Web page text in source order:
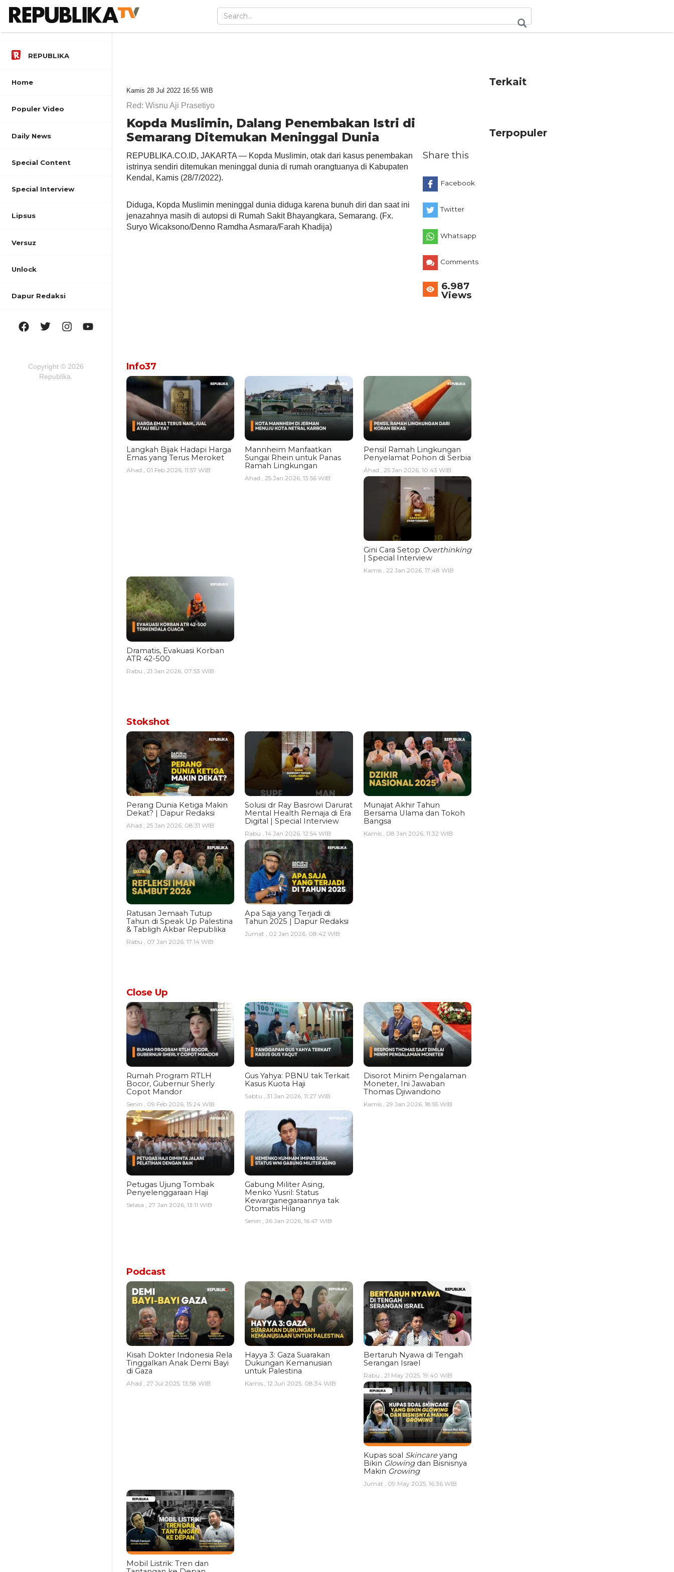
REPUBLIKA
Home
Populer Video
Daily News
Special Content
Special Interview
Lipsus
Versuz
Unlock
Dapur Redaksi
Copyright © 2026
Republika.
Kamis 28 Jul 2022 16:55 WIB
Red: Wisnu Aji Prasetiyo
Kopda Muslimin, Dalang Penembakan Istri di
Semarang Ditemukan Meninggal Dunia
REPUBLIKA.CO.ID, JAKARTA — Kopda Muslimin, otak dari kasus penembakan
istrinya sendiri ditemukan meninggal dunia di rumah orangtuanya di Kabupaten
Kendal, Kamis (28/7/2022).
Diduga, Kopda Muslimin meninggal dunia diduga karena bunuh diri dan saat ini
jenazahnya masih di autopsi di Rumah Sakit Bhayangkara, Semarang. (Fx.
Suryo Wicaksono/Denno Ramdha Asmara/Farah Khadija)
Share this
Facebook
Twitter
Whatsapp
Comments
6.987
Views
Info37
Langkah Bijak Hadapi Harga
Emas yang Terus Meroket
Ahad , 01 Feb 2026, 11:57 WIB
Mannheim Manfaatkan
Sungai Rhein untuk Panas
Ramah Lingkungan
Ahad , 25 Jan 2026, 13:56 WIB
Pensil Ramah Lingkungan
Penyelamat Pohon di Serbia
Ahad , 25 Jan 2026, 10:43 WIB
Gini Cara Setop Overthinking
| Special Interview
Kamis , 22 Jan 2026, 17:48 WIB
Dramatis, Evakuasi Korban
ATR 42-500
Rabu , 21 Jan 2026, 07:53 WIB
Stokshot
Perang Dunia Ketiga Makin
Dekat? | Dapur Redaksi
Ahad , 25 Jan 2026, 08:31 WIB
Solusi dr Ray Basrowi Darurat
Mental Health Remaja di Era
Digital | Special Interview
Rabu , 14 Jan 2026, 12:54 WIB
Munajat Akhir Tahun
Bersama Ulama dan Tokoh
Bangsa
Kamis , 08 Jan 2026, 11:32 WIB
Ratusan Jemaah Tutup
Tahun di Speak Up Palestina
& Tabligh Akbar Republika
Rabu , 07 Jan 2026, 17:14 WIB
Apa Saja yang Terjadi di
Tahun 2025 | Dapur Redaksi
Jumat , 02 Jan 2026, 08:42 WIB
Close Up
Rumah Program RTLH
Bocor, Gubernur Sherly
Copot Mandor
Senin , 09 Feb 2026, 15:24 WIB
Gus Yahya: PBNU tak Terkait
Kasus Kuota Haji
Sabtu , 31 Jan 2026, 11:27 WIB
Disorot Minim Pengalaman
Moneter, Ini Jawaban
Thomas Djiwandono
Kamis , 29 Jan 2026, 18:55 WIB
Petugas Ujung Tombak
Penyelenggaraan Haji
Selasa , 27 Jan 2026, 13:11 WIB
Gabung Militer Asing,
Menko Yusril: Status
Kewarganegaraannya tak
Otomatis Hilang
Senin , 26 Jan 2026, 16:47 WIB
Podcast
Kisah Dokter Indonesia Rela
Tinggalkan Anak Demi Bayi
di Gaza
Ahad , 27 Jul 2025, 13:58 WIB
Hayya 3: Gaza Suarakan
Dukungan Kemanusian
untuk Palestina
Kamis , 12 Jun 2025, 08:34 WIB
Bertaruh Nyawa di Tengah
Serangan Israel
Rabu , 21 May 2025, 19:40 WIB
Kupas soal Skincareyang
Bikin Glowingdan Bisnisnya
Makin Growing
Jumat , 09 May 2025, 16:36 WIB
Mobil Listrik: Tren dan
Terkait
Terpopuler